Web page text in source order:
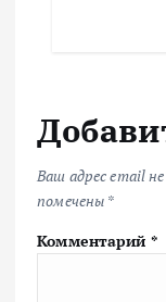
Ваш адрес email
помечены *
Комментарий *